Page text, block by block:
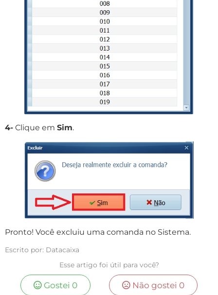
4- Clique em Sim.
Pronto! Você excluiu uma comanda no Sistema.
Escrito por: Datacaixa
Esse artigo foi útil para você?
Gostei 0 Não gostei 0